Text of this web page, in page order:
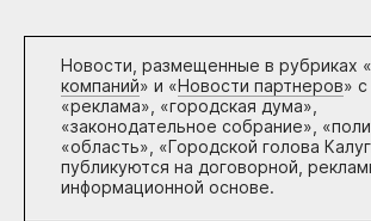
Новости, размещенные в рубриках «
компаний» и «Новости партнеров»
«реклама», «городская дума»,
«законодательное собрание»,
«область», «Городской голова
публикуются на договорной,
информационной основе.